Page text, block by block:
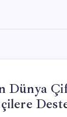
Dünya